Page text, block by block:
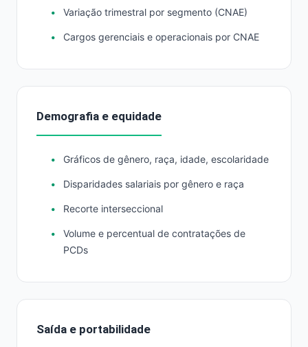
Variação trimestral por segmento (CNAE)
Cargos gerenciais e operacionais por CNAE
Demografia e equidade
Gráficos de gênero, raça, idade, escolaridade
Disparidades salariais por gênero e raça
Recorte interseccional
Volume e percentual de contratações de
PCDs
Saída e portabilidade